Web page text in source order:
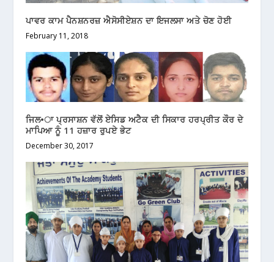
ਪਾਵਰ ਕਾਮ ਪੈਨਸ਼ਨਰਜ਼ ਐਸੋਸੀਏਸ਼ਨ ਦਾ ਇਜਲਸਾ ਅਤੇ ਚੋਣ ਹੋਈ
February 11, 2018
ਜਿਲ•ਾ ਪ੍ਰਸਾਸ਼ਨ ਵੱਲੋਂ ਏਸਿਡ ਅਟੈਕ ਦੀ ਸਿਕਾਰ ਹਰਪ੍ਰੀਤ ਕੌਰ ਦੇ
ਮਾਪਿਆ ਨੂੰ 11 ਹਜ਼ਾਰ ਰੁਪਏ ਭੇਟ
December 30, 2017